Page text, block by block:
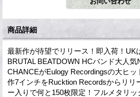
商品詳細
最新作が待望でリリース！即入荷！UK
BRUTAL BEATDOWN HCバンド大人気
CHANCEがEulogy Recordingsの大ヒ
作7インチをRucktion Recordsからリリ
ー入りで何と150枚限定！フルメタリ